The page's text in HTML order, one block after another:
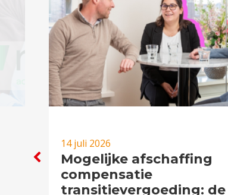
14 juli 2026
Mogelijke afschaffing
compensatie
transitievergoeding: de